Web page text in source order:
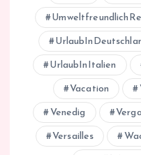
UrlaubInItalien
Vacation
Venedig
Versailles